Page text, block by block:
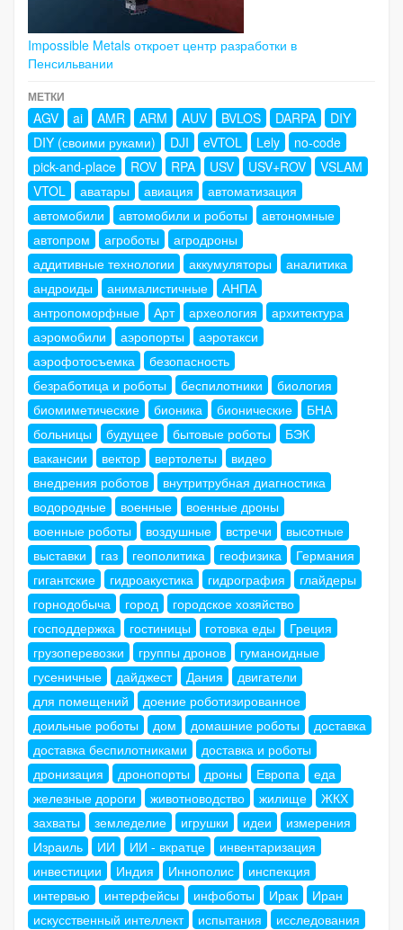
Impossible Metals откроет центр разработки в
Пенсильвании
МЕТКИ
AGV ai AMR ARM AUV BVLOS DARPA
DIY
DIY (своими руками)
DJI eVTOL Lely
no-code
pick-and-place
ROV RPA USV USV+ROV
VSLAM
VTOL
аватары авиация
автоматизация
автомобили
автомобили и роботы
автономные
автопром
агроботы
агродроны
аддитивные технологии
аккумуляторы
аналитика
андроиды
анималистичные
АНПА
антропоморфные
Арт археология
архитектура
аэромобили
аэропорты
аэротакси
аэрофотосъемка
безопасность
безработица и роботы
беспилотники
биология
биомиметические
бионика бионические
БНА
больницы
будущее бытовые роботы
БЭК
вакансии
вектор вертолеты
видео
внедрения роботов
внутритрубная диагностика
водородные
военные
военные дроны
военные роботы
воздушные встречи
высотные
выставки
газ геополитика геофизика
Германия
гигантские
гидроакустика гидрография
глайдеры
горнодобыча
город
городское хозяйство
господдержка
гостиницы готовка еды
Греция
грузоперевозки
группы дронов
гуманоидные
гусеничные
дайджест Дания
двигатели
для помещений
доение роботизированное
доильные роботы
дом домашние роботы
доставка
доставка беспилотниками
доставка и роботы
дронизация
дронопорты дроны Европа
еда
железные дороги
животноводство жилище
ЖКХ
захваты
земледелие игрушки идеи
измерения
Израиль
ИИ ИИ - вкратце
инвентаризация
инвестиции
Индия Иннополис
инспекция
интервью
интерфейсы инфоботы Ирак
Иран
искусственный интеллект
испытания
исследования